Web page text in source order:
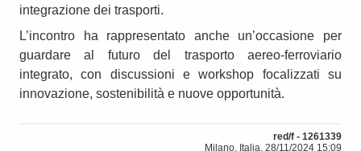
integrazione dei trasporti.
L’incontro ha rappresentato anche un’occasione per
guardare al futuro del trasporto aereo-ferroviario
integrato, con discussioni e workshop focalizzati su
innovazione, sostenibilità e nuove opportunità.
red/f - 1261339
Milano, Italia, 28/11/2024 15:09